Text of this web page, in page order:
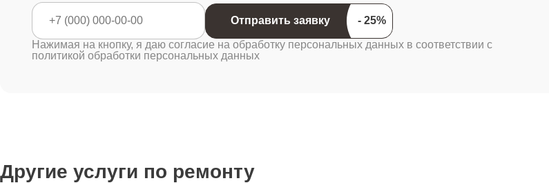
Отправить заявку
Нажимая на кнопку, я даю согласие на обработку персональных данных в соответствии с
политикой обработки персональных данных
Другие услуги по ремонту